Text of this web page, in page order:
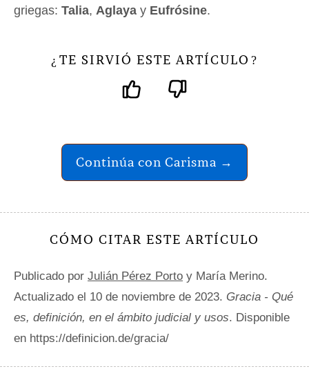
griegas: Talia, Aglaya y Eufrósine.
¿ TE SIRVIÓ ESTE ARTÍCULO ?
Continúa con Carisma →
CÓMO CITAR ESTE ARTÍCULO
Publicado por Julián Pérez Porto y María Merino.
Actualizado el 10 de noviembre de 2023. Gracia - Qué
es, definición, en el ámbito judicial y usos. Disponible
en https://definicion.de/gracia/